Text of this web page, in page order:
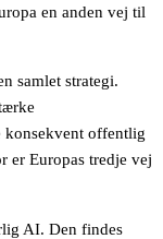
en anden vej til
samlet strategi.
offentlig
er Europas tredje vej
AI. Den findes